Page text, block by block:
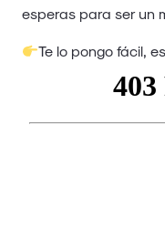
esperas para ser un
Te lo pongo fácil, es